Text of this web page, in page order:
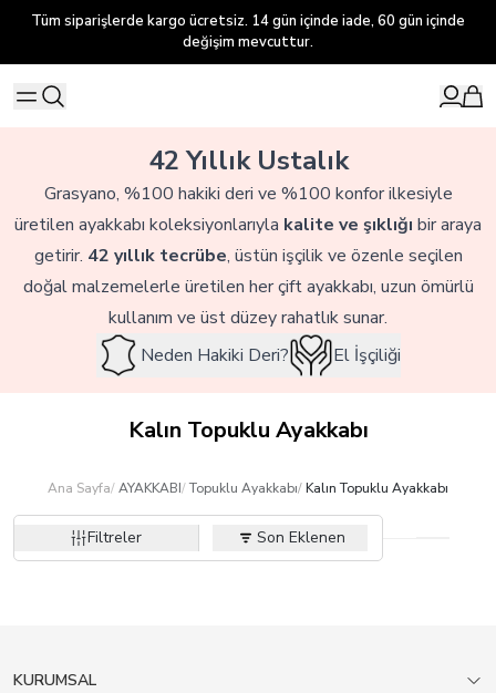
Tüm siparişlerde kargo ücretsiz. 14 gün içinde iade, 60 gün içinde
değişim mevcuttur.
42 Yıllık Ustalık
Grasyano, %100 hakiki deri ve %100 konfor ilkesiyle
üretilen ayakkabı koleksiyonlarıyla kalite ve şıklığı bir araya
getirir. 42 yıllık tecrübe, üstün işçilik ve özenle seçilen
doğal malzemelerle üretilen her çift ayakkabı, uzun ömürlü
kullanım ve üst düzey rahatlık sunar.
Neden Hakiki Deri?
El İşçiliği
Kalın Topuklu Ayakkabı
Filtreler Son Eklenen
Ana Sayfa/ AYAKKABI/ Topuklu Ayakkabı/ Kalın Topuklu Ayakkabı
KURUMSAL